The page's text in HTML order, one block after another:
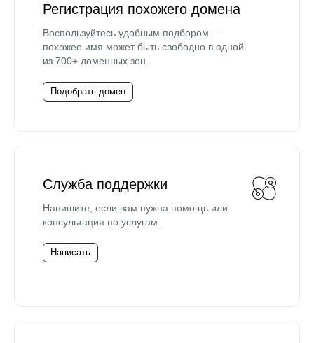
Регистрация похожего домена
Воспользуйтесь удобным подбором —
похожее имя может быть свободно в одной
из 700+ доменных зон.
Подобрать домен
Служба поддержки
Напишите, если вам нужна помощь или
консультация по услугам.
Написать